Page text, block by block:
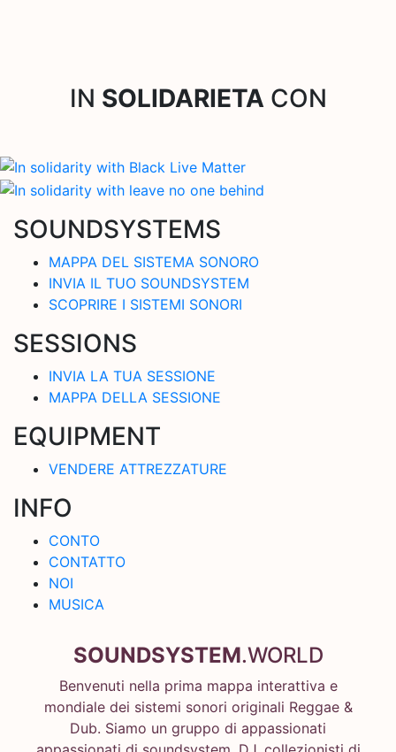
IN SOLIDARIETA CON
SOUNDSYSTEMS
MAPPA DEL SISTEMA SONORO
INVIA IL TUO SOUNDSYSTEM
SCOPRIRE I SISTEMI SONORI
SESSIONS
INVIA LA TUA SESSIONE
MAPPA DELLA SESSIONE
EQUIPMENT
VENDERE ATTREZZATURE
INFO
CONTO
CONTATTO
NOI
MUSICA
SOUNDSYSTEM.WORLD
Benvenuti nella prima mappa interattiva e
mondiale dei sistemi sonori originali Reggae &
Dub. Siamo un gruppo di appassionati